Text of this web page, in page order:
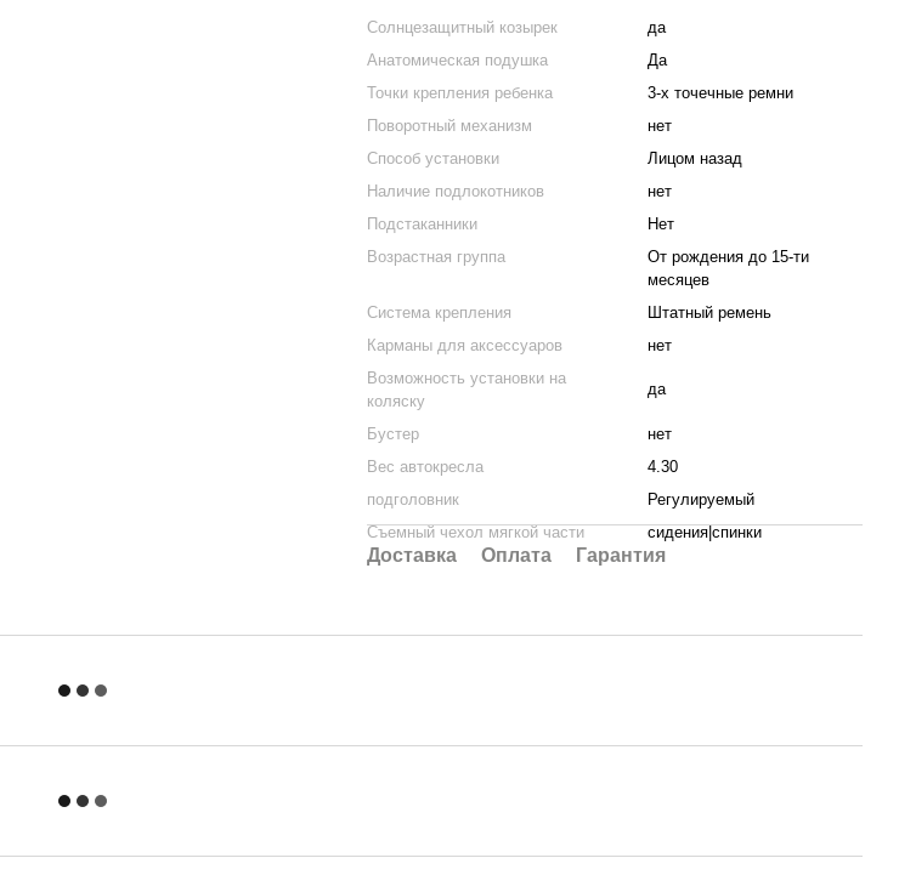
Солнцезащитный козырек
да
Анатомическая подушка
Да
Точки крепления ребенка
3-х точечные ремни
Поворотный механизм
нет
Способ установки
Лицом назад
Наличие подлокотников
нет
Подстаканники
Нет
Возрастная группа
От рождения до 15-ти
месяцев
Система крепления
Штатный ремень
Карманы для аксессуаров
нет
Возможность установки на
коляску
да
Бустер
нет
Вес автокресла
4.30
подголовник
Регулируемый
Съемный чехол мягкой части
сидения|спинки
Доставка Оплата Гарантия